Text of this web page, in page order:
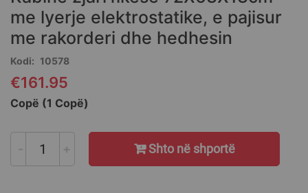
of
the
images
gallery
me lyerje elektrostatike, e pajisur
me rakorderi dhe hedhesin
Kodi 10578
€161.95
Copë (1 Copë)
- + Shto në shportë